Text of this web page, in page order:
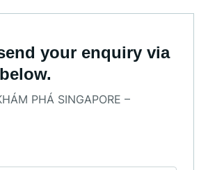
your enquiry via
PHÁ SINGAPORE –